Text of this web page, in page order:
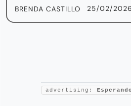
BRENDA CASTILLO 25/02/2026
advertising: